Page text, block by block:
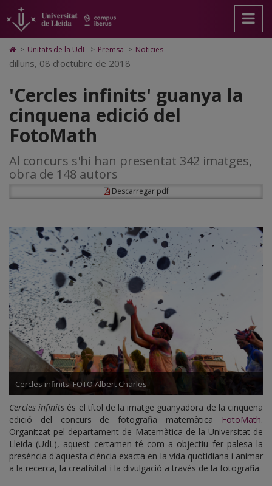
'Cercles
infinits'
guanya
la
cinquena
edició
del
FotoMath
pàgina
principal.
Universitat
Lleida
contingut
principal
Mapa
Web.
Universitat
Cerca
Accessibilitat.
Universitat
Lleida
Icono
de
Home
ir
a
la
página
de
inicio
> Unitats de la UdL > Premsa > Noticies
dilluns, 08 d’octubre de 2018
'Cercles infinits' guanya la
cinquena edició del
FotoMath
Al concurs s'hi han presentat 342 imatges,
obra de 148 autors
Descarregar pdf
Cercles infinits. FOTO:Albert Charles
Cercles infinits és el títol de la imatge guanyadora de la cinquena
edició del concurs de fotografia matemàtica
FotoMath.
Organitzat pel departament de Matemàtica de la Universitat de
Lleida (UdL), aquest certamen té com a objectiu fer palesa la
presència d'aquesta ciència exacta en la vida quotidiana i animar
a la recerca, la creativitat i la divulgació a través de la fotografia.